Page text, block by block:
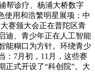
帮诊疗、杨浦大桥数字
使用和浩繁明星展项；中
赛颁大会正在普陀区青
迪、青少年正在人工智能
能糊口为方针。环绕青少
：7月初，11月，这些赛
正式开设了“科创院”。大